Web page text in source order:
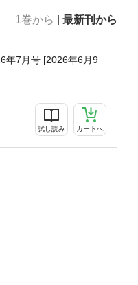
1巻から 最新刊から
年7月号 [2026年6月9
試し読み カートへ